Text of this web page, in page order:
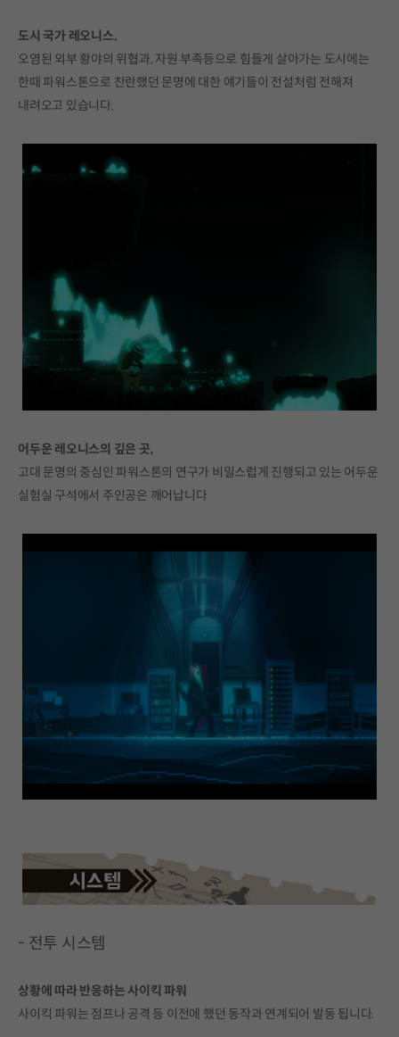
도시 국가 레오니스.
오염된 외부 황야의 위협과, 자원 부족등으로 힘들게 살아가는 도시에는
한때 파워스톤으로 찬란했던 문명에 대한 얘기들이 전설처럼 전해져
내려오고 있습니다.
어두운 레오니스의 깊은 곳,
고대 문명의 중심인 파워스톤의 연구가 비밀스럽게 진행되고 있는 어두운
실험실 구석에서 주인공은 깨어납니다
- 전투 시스템
상황에 따라 반응하는 사이킥 파워
사이킥 파워는 점프나 공격 등 이전에 했던 동작과 연계되어 발동 됩니다.